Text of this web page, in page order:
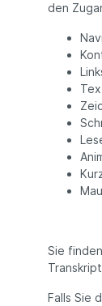
den
Sie
Falls Sie